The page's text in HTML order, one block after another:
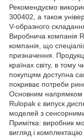
Рекомендуємо
300402, а також
V-образного
Виробнича компанія
компанія, що
призначення.
країнах світу, в тому
покупцям доступна
покриває потреби
Основним напрямком
Rulopak є випуск
моделей з
Примітка: виробник
вигляд і